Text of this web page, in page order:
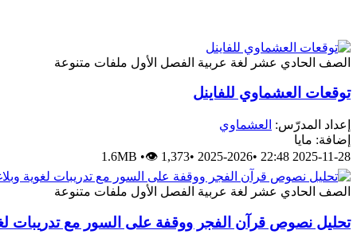
الصف الحادي عشر لغة عربية الفصل الأول ملفات متنوعة
توقعات العشماوي للفاينل
إعداد المدرّس: العشماوي
إضافة: مايا
2025-11-28 22:48
•
2025-2026
•
1.6MB •👁 1,373
الصف الحادي عشر لغة عربية الفصل الأول ملفات متنوعة
تحليل نصوص قرآن الفجر ووقفة على السور مع تدريبات